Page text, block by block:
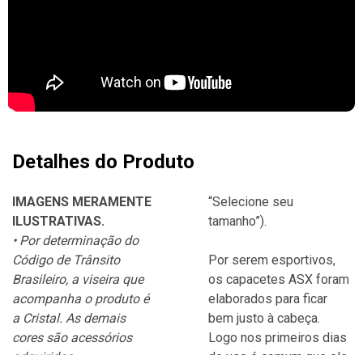
Detalhes do Produto
IMAGENS MERAMENTE
ILUSTRATIVAS.
• Por determinação do
Código de Trânsito
Brasileiro, a viseira que
acompanha o produto é
a Cristal. As demais
cores são acessórios
“Selecione seu
tamanho”).
Por serem esportivos,
os capacetes ASX foram
elaborados para ficar
bem justo à cabeça.
Logo nos primeiros dias